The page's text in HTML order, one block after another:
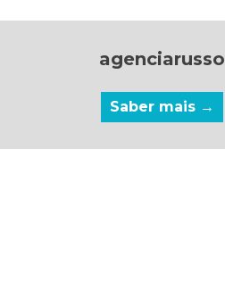
agenciarusso
Saber mais →